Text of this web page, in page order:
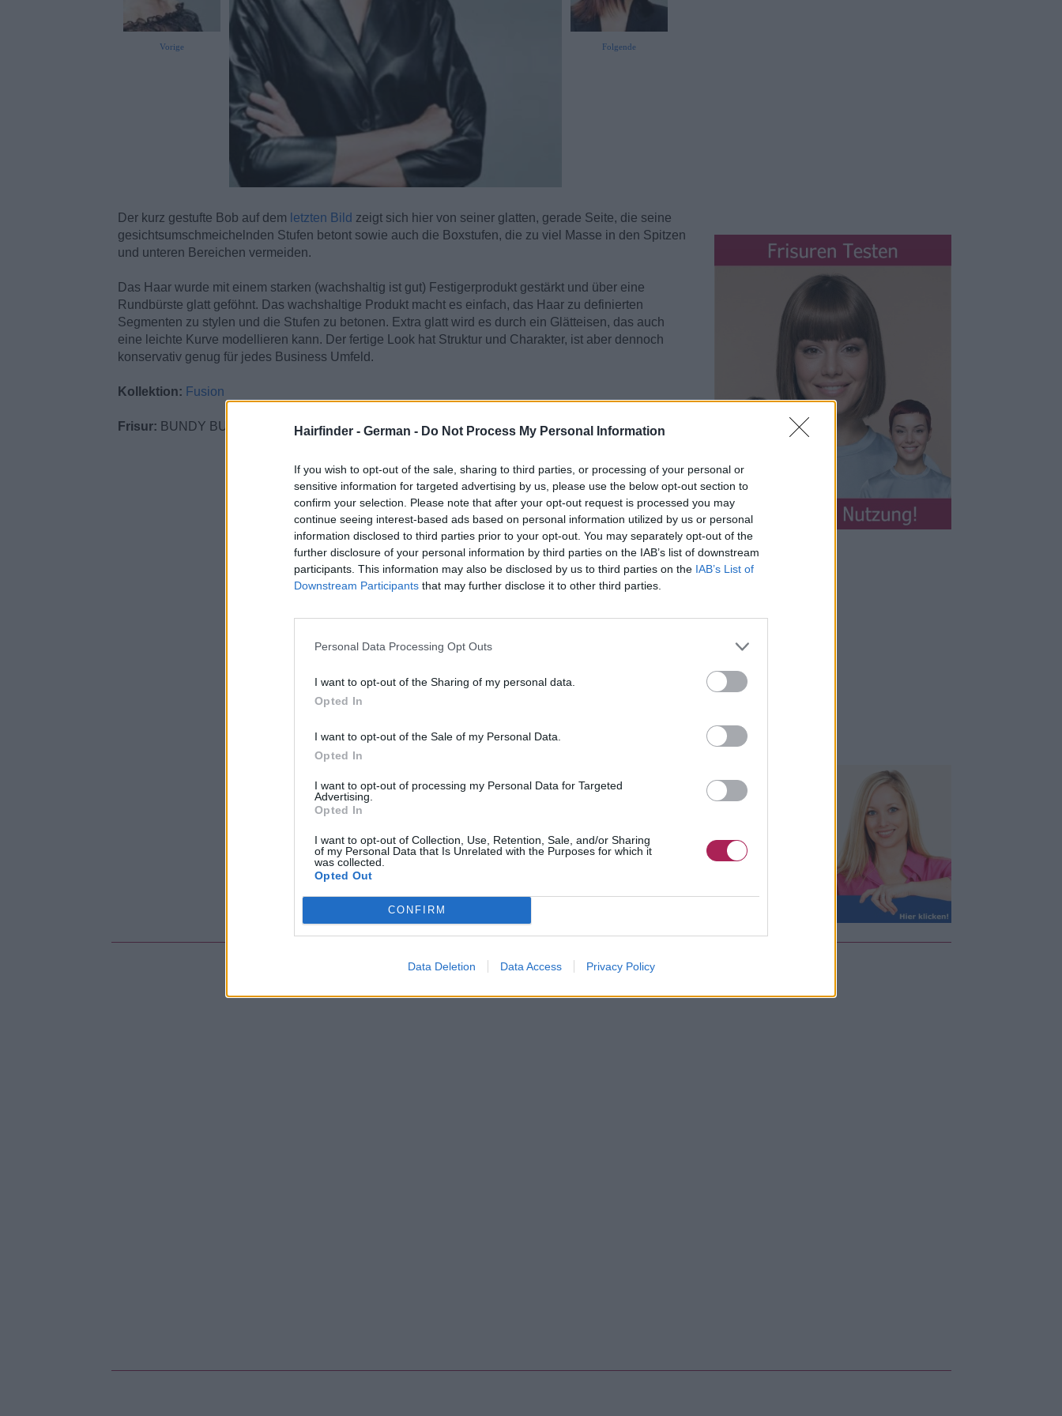
Hairfinder - German - Do Not Process My Personal Information
If you wish to opt-out of the sale, sharing to third parties, or processing of your personal or
sensitive information for targeted advertising by us, please use the below opt-out section to
confirm your selection. Please note that after your opt-out request is processed you may
continue seeing interest-based ads based on personal information utilized by us or personal
information disclosed to third parties prior to your opt-out. You may separately opt-out of the
further disclosure of your personal information by third parties on the IAB’s list of downstream
participants. This information may also be disclosed by us to third parties on the IAB’s List of
Downstream Participants that may further disclose it to other third parties.
Personal Data Processing Opt Outs
I want to opt-out of the Sharing of my personal data.
Opted In
I want to opt-out of the Sale of my Personal Data.
Opted In
I want to opt-out of processing my Personal Data for Targeted
Advertising.
Opted In
I want to opt-out of Collection, Use, Retention, Sale, and/or Sharing
of my Personal Data that Is Unrelated with the Purposes for which it
was collected.
Opted Out
CONFIRM
Data Deletion Data Access Privacy Policy
Vorige Folgende
Der kurz gestufte Bob auf dem letzten Bild zeigt sich hier von seiner glatten, gerade Seite, die seine
gesichtsumschmeichelnden Stufen betont sowie auch die Boxstufen, die zu viel Masse in den Spitzen
und unteren Bereichen vermeiden.
Das Haar wurde mit einem starken (wachshaltig ist gut) Festigerprodukt gestärkt und über eine
Rundbürste glatt geföhnt. Das wachshaltige Produkt macht es einfach, das Haar zu definierten
Segmenten zu stylen und die Stufen zu betonen. Extra glatt wird es durch ein Glätteisen, das auch
eine leichte Kurve modellieren kann. Der fertige Look hat Struktur und Charakter, ist aber dennoch
konservativ genug für jedes Business Umfeld.
Kollektion: Fusion
Frisur: BUNDY BUNDY Artistic Team